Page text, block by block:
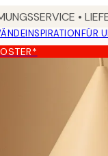
•
INSPIRATIONFÜR